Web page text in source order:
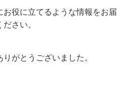
役に立てるような情報をお届
さい。
がとうございました。